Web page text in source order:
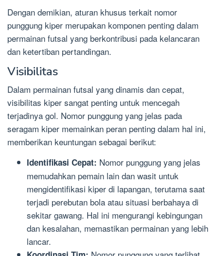
Dengan demikian, aturan khusus terkait nomor
punggung kiper merupakan komponen penting dalam
permainan futsal yang berkontribusi pada kelancaran
dan ketertiban pertandingan.
Visibilitas
Dalam permainan futsal yang dinamis dan cepat,
visibilitas kiper sangat penting untuk mencegah
terjadinya gol. Nomor punggung yang jelas pada
seragam kiper memainkan peran penting dalam hal ini,
memberikan keuntungan sebagai berikut:
Identifikasi Cepat: Nomor punggung yang jelas
memudahkan pemain lain dan wasit untuk
mengidentifikasi kiper di lapangan, terutama saat
terjadi perebutan bola atau situasi berbahaya di
sekitar gawang. Hal ini mengurangi kebingungan
dan kesalahan, memastikan permainan yang lebih
lancar.